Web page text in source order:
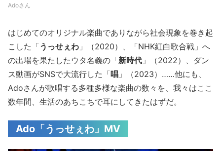
Adoさん
はじめてのオリジナル楽曲でありながら社会現象を巻き起
こした「うっせぇわ 」（2020）、「NHK紅白歌合戦」へ
の出場を果たしたウタ名義の「新時代 」（2022）、ダン
ス動画がSNSで大流行した「唱 」（2023）……他にも、
Adoさんが歌唱する多種多様な楽曲の数々を、我々はここ
数年間、生活のあちこちで耳にしてきたはずだ。
Ado「うっせぇわ」MV